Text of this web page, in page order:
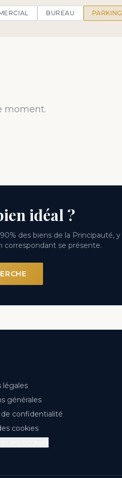
BUREAU PARKING
moment.
idéal ?
des biens de la Principauté, y
correspondant se présente.
légales
générales
confidentialité
cookies